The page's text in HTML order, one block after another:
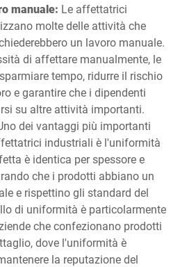
manuale: Le affettatrici
molte delle attività che
un lavoro manuale.
di affettare manualmente, le
tempo, ridurre il rischio
e garantire che i dipendenti
su altre attività importanti.
dei vantaggi più importanti
industriali è l'uniformità
è identica per spessore e
che i prodotti abbiano un
e rispettino gli standard del
di uniformità è particolarmente
che confezionano prodotti
dove l'uniformità è
la reputazione del